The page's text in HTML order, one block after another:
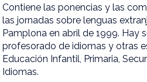
Contiene las ponencias y las
las jornadas sobre lenguas
Pamplona en abril de 1999. Hay
profesorado de idiomas y otras
Educación Infantil, Primaria,
Idiomas.